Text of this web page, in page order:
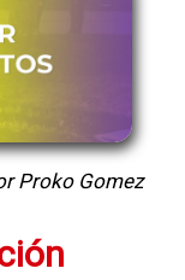
Proko Gomez